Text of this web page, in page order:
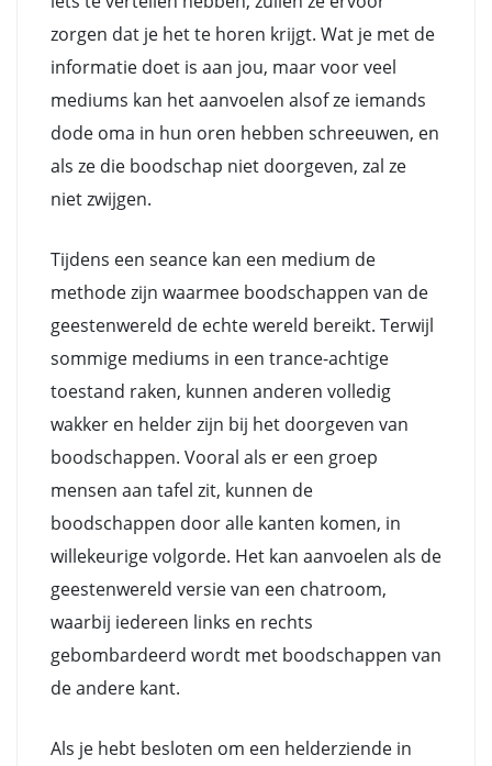
zorgen dat je het te horen krijgt. Wat je met de
informatie doet is aan jou, maar voor veel
mediums kan het aanvoelen alsof ze iemands
dode oma in hun oren hebben schreeuwen, en
als ze die boodschap niet doorgeven, zal ze
niet zwijgen.
Tijdens een seance kan een medium de
methode zijn waarmee boodschappen van de
geestenwereld de echte wereld bereikt. Terwijl
sommige mediums in een trance-achtige
toestand raken, kunnen anderen volledig
wakker en helder zijn bij het doorgeven van
boodschappen. Vooral als er een groep
mensen aan tafel zit, kunnen de
boodschappen door alle kanten komen, in
willekeurige volgorde. Het kan aanvoelen als de
geestenwereld versie van een chatroom,
waarbij iedereen links en rechts
gebombardeerd wordt met boodschappen van
de andere kant.
Als je hebt besloten om een helderziende in